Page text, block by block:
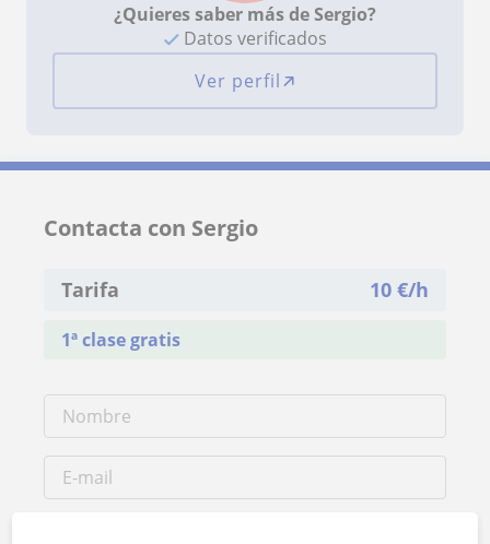
¿Quieres saber más de Sergio?
Datos verificados
Ver perfil
Contacta con Sergio
Tarifa 10 €/h
1ª clase gratis